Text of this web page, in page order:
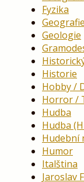
Fyzika
Geologie
Historie
Hobby /
Horror /
Hudba
Hudba
Hudební
Humor
Italština
Jaroslav